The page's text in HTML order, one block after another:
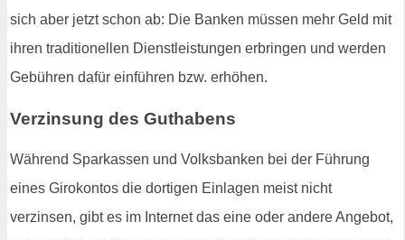
sich aber jetzt schon ab: Die Banken müssen mehr Geld mit
ihren traditionellen Dienstleistungen erbringen und werden
Gebühren dafür einführen bzw. erhöhen.
Verzinsung des Guthabens
Während Sparkassen und Volksbanken bei der Führung
eines Girokontos die dortigen Einlagen meist nicht
verzinsen, gibt es im Internet das eine oder andere Angebot,